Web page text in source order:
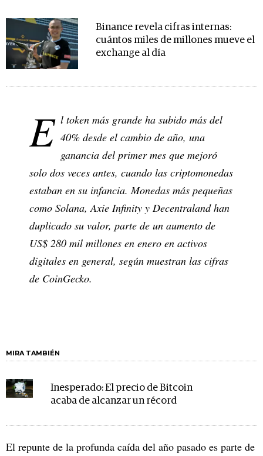
Binance revela cifras internas:
cuántos miles de millones mueve el
exchange al día
E l token más grande ha subido más del
40% desde el cambio de año, una
ganancia del primer mes que mejoró
solo dos veces antes, cuando las criptomonedas
estaban en su infancia. Monedas más pequeñas
como Solana, Axie Infinity y Decentraland han
duplicado su valor, parte de un aumento de
US$ 280 mil millones en enero en activos
digitales en general, según muestran las cifras
de CoinGecko.
MIRA TAMBIÉN
Inesperado: El precio de Bitcoin
acaba de alcanzar un récord
El repunte de la profunda caída del año pasado es parte de